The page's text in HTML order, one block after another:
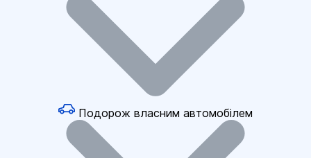
Подорож власним автомобілем